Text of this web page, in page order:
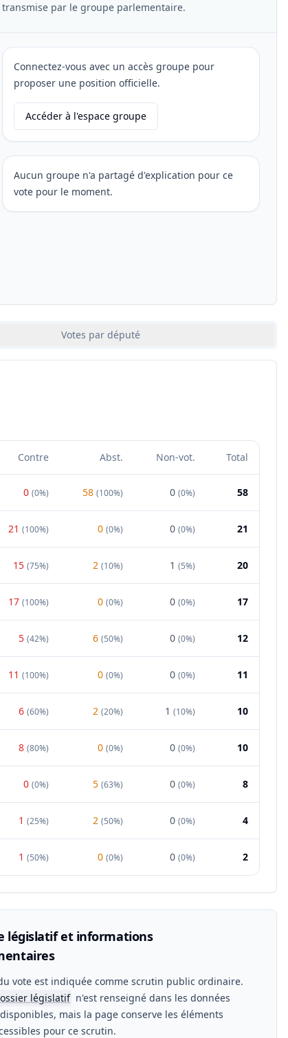
transmise par le groupe parlementaire.
Connectez-vous avec un accès groupe pour
proposer une position officielle.
Accéder à l'espace groupe
Aucun groupe n'a partagé d'explication pour ce
vote pour le moment.
Votes par député
Contre Abst. Non-vot. Total
0 (0%) 58 (100%) 0 (0%) 58
21 (100%) 0 (0%) 0 (0%) 21
15 (75%) 2 (10%) 1 (5%) 20
17 (100%) 0 (0%) 0 (0%) 17
5 (42%) 6 (50%) 0 (0%) 12
11 (100%) 0 (0%) 0 (0%) 11
6 (60%) 2 (20%) 1 (10%) 10
8 (80%) 0 (0%) 0 (0%) 10
0 (0%) 5 (63%) 0 (0%) 8
1 (25%) 2 (50%) 0 (0%) 4
1 (50%) 0 (0%) 0 (0%) 2
législatif et informations
vote est indiquée comme scrutin public ordinaire.
législatif n'est renseigné dans les données
mais la page conserve les éléments
pour ce scrutin.